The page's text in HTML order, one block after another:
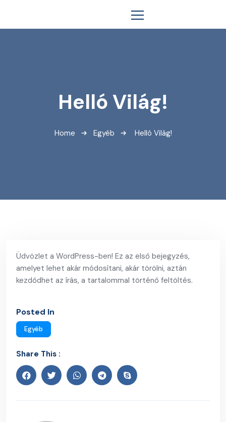
Helló Világ!
Home Egyéb Helló Világ!
Üdvözlet a WordPress-ben! Ez az első bejegyzés,
amelyet lehet akár módosítani, akár törölni, aztán
kezdődhet az írás, a tartalommal történő feltöltés.
Posted In
Egyéb
Share This :